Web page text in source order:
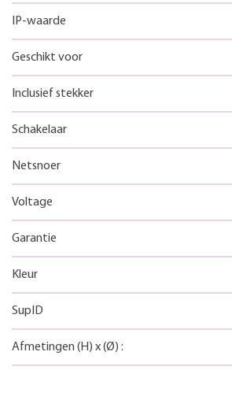
IP-waarde
Geschikt voor
Inclusief stekker
Schakelaar
Netsnoer
Voltage
Garantie
Kleur
SupID
Afmetingen (H) x(Ø) :